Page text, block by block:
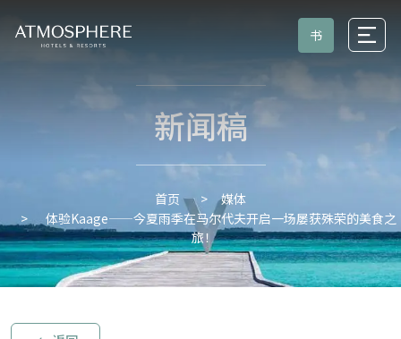
书
新闻稿
首页
媒体
体验Kaage——今夏雨季在马尔代夫开启一场屡获殊荣的美食之
旅！